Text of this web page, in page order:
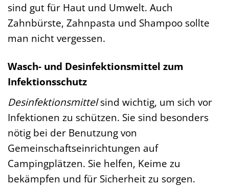
sind gut für Haut und Umwelt. Auch
Zahnbürste, Zahnpasta und Shampoo sollte
man nicht vergessen.
Wasch- und Desinfektionsmittel zum
Infektionsschutz
Desinfektionsmittelsind wichtig, um sich vor
Infektionen zu schützen. Sie sind besonders
nötig bei der Benutzung von
Gemeinschaftseinrichtungen auf
Campingplätzen. Sie helfen, Keime zu
bekämpfen und für Sicherheit zu sorgen.